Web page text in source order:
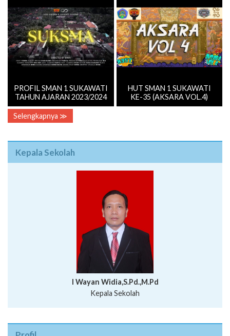
PROFIL SMAN 1 SUKAWATI
TAHUN AJARAN 2023/2024
HUT SMAN 1 SUKAWATI
KE-35 (AKSARA VOL.4)
Selengkapnya ≫
Kepala Sekolah
I Wayan Widia,S.Pd.,M.Pd
Kepala Sekolah